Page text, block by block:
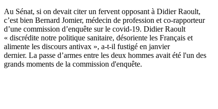
Au Sénat, si on devait citer un fervent opposant à Didier Raoult,
c’est bien Bernard Jomier, médecin de profession et co-rapporteur
d’une commission d’enquête sur le covid-19. Didier Raoult
« discrédite notre politique sanitaire, désoriente les Français et
alimente les discours antivax », a-t-il fustigé en janvier
dernier. La passe d’armes entre les deux hommes avait été l'un des
grands moments de la commission d'enquête.